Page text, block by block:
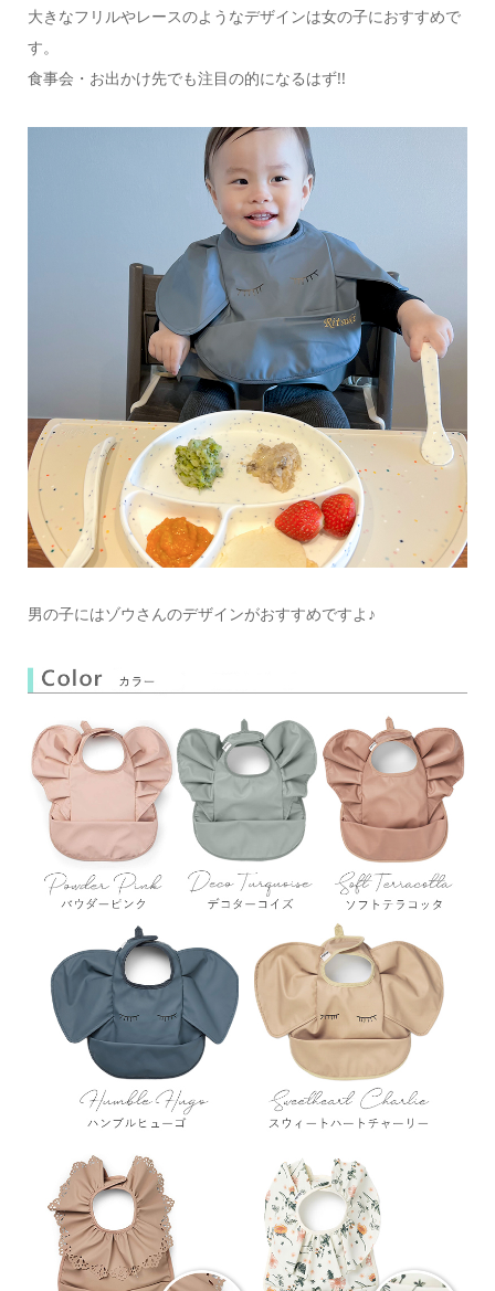
大きなフリルやレースのようなデザインは女の子におすすめで
す。
食事会・お出かけ先でも注目の的になるはず!!
男の子にはゾウさんのデザインがおすすめですよ♪